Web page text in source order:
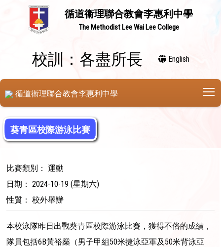
循道衞理聯合教會李惠利中學
The Methodist Lee Wai Lee College
校訓：各盡所長 English
循道衞理聯合教會李惠利中學
葵青區校際游泳比賽
比賽類別： 運動
日期： 2024-10-19 (星期六)
性質： 校外舉辦
本校泳隊昨日出戰葵青區校際游泳比賽，獲得不俗的成績，
隊員包括6B黃裕燊（男子甲組50米捷泳亞軍及50米背泳亞